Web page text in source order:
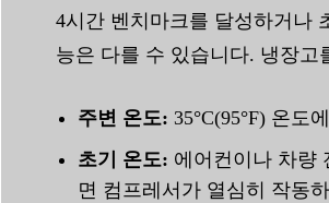
4시간 벤치마크를 달성하거나
능은 다를 수 있습니다. 냉장
주변 온도: 35°C(95°F) 온도
초기 온도: 에어컨이나 차량
면 컴프레서가 열심히 작동